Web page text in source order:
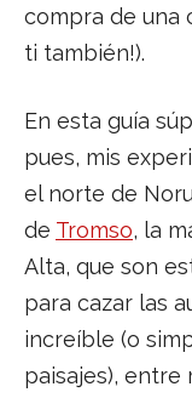
compra de una
ti también!).
En esta guía
pues, mis
el norte de
de Tromso, la
Alta, que son
para cazar las
increíble (o
paisajes), entre